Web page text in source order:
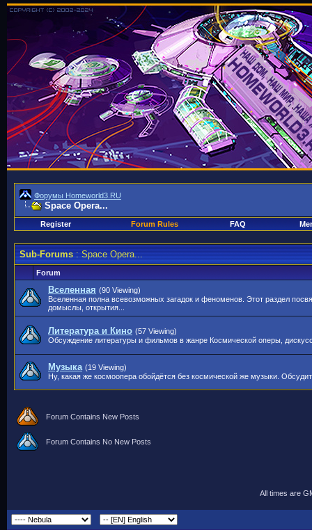
Форумы Homeworld3.RU
Space Opera...
Register Forum Rules FAQ
Sub-Forums: Space Opera...
Forum
Вселенная (90 Viewing)
Вселенная полна всевозможных загадок и феноменов. Этот раздел
домыслы, открытия...
Литература и Кино (57 Viewing)
Обсуждение литературы и фильмов в жанре Космической оперы,
Музыка (19 Viewing)
Ну, какая же космоопера обойдётся без космической же музыки.
Forum Contains New Posts
Forum Contains No New Posts
All times are